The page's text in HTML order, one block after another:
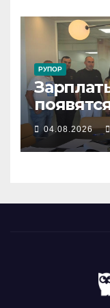
РУПОР
04.08.2026